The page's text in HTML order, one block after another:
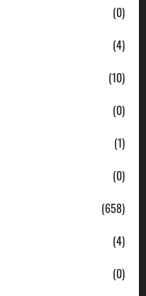
(0)
(4)
(10)
(0)
(1)
(0)
(658)
(4)
(0)